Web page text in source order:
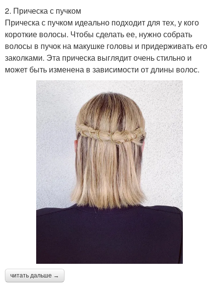
2. Прическа с пучком
Прическа с пучком идеально подходит для тех, у кого
короткие волосы. Чтобы сделать ее, нужно собрать
волосы в пучок на макушке головы и придерживать его
заколками. Эта прическа выглядит очень стильно и
может быть изменена в зависимости от длины волос.
читать дальше →